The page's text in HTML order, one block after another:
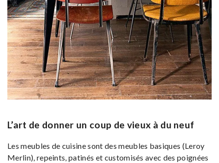
L’art de donner un coup de vieux à du neuf
Les meubles de cuisine sont des meubles basiques (Leroy
Merlin), repeints, patinés et customisés avec des poignées